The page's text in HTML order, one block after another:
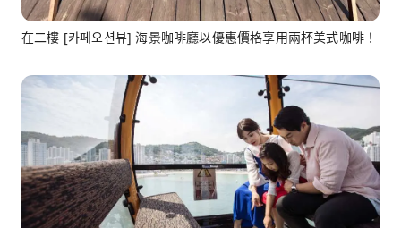
在二樓 [카페오션뷰] 海景咖啡廳以優惠價格享用兩杯美式咖啡！